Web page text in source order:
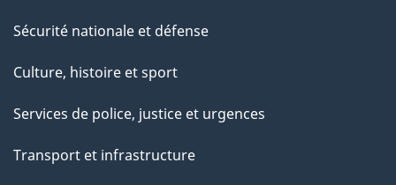
Sécurité nationale et défense
Culture, histoire et sport
Services de police, justice et urgences
Transport et infrastructure